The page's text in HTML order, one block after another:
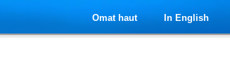
Omat haut In English